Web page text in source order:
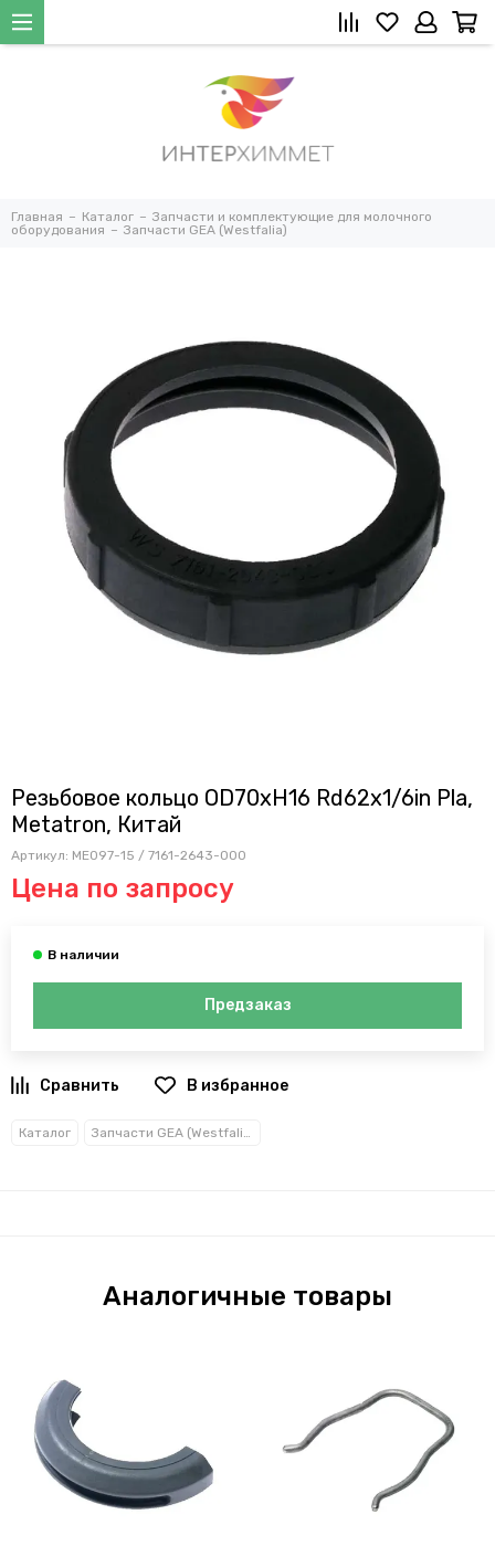
Главная Каталог
Запчасти и комплектующие для молочного
оборудования
Запчасти GEA (Westfalia)
Резьбовое кольцо OD70xH16 Rd62x1/6in Pla,
Metatron, Китай
Артикул: ME097-15 / 7161-2643-000
Цена по запросу
Предзаказ
В избранное
Каталог Запчасти GEA (Westfalia)
Аналогичные товары